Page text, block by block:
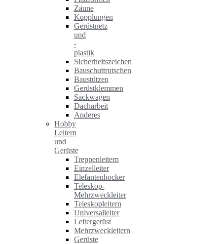
Zäune
Kupplungen
Gerüstnetz
und
-
plastik
Sicherheitszeichen
Bauschuttrutschen
Baustützen
Gerüstklemmen
Sackwagen
Dacharbeit
Anderes
Hobby
Leitern
und
Gerüste
Treppenleitern
Einzelleiter
Elefantenhocker
Teleskop-
Mehrzweckleiter
Teleskopleitern
Universalleiter
Leitergerüst
Mehrzweckleitern
Gerüste